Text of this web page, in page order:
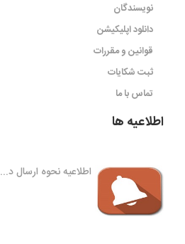
نویسندگان
دانلود اپلیکیشن
قوانین و مقررات
ثبت شکایات
تماس با ما
اطلاعیه ها
اطلاعیه نحوه ارسال د...